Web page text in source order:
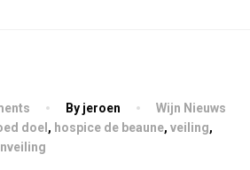
By jeroen
Wijn Nieuws
doel , hospice de beaune, veiling,